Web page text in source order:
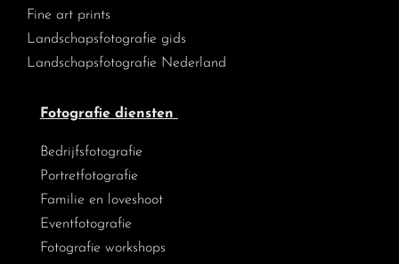
Fine art prints
Landschapsfotografie gids
Landschapsfotografie Nederland
Fotografie diensten
Bedrijfsfotografie
Portretfotografie
Familie en loveshoot
Eventfotografie
Fotografie workshops